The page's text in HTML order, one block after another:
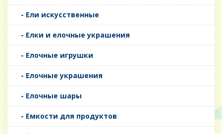
- Ели искусственные
- Елки и елочные украшения
- Елочные игрушки
- Елочные украшения
- Елочные шары
- Емкости для продуктов